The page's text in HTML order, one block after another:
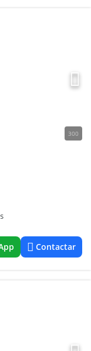
300
Contactar